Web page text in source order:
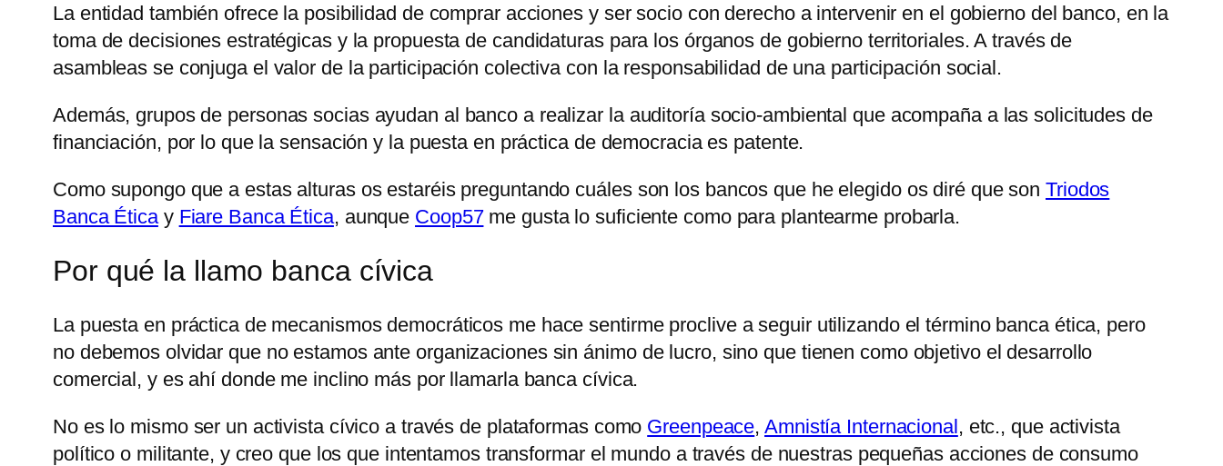
La entidad también ofrece la posibilidad de comprar acciones y ser socio con derecho a intervenir en el gobierno del banco, en la
toma de decisiones estratégicas y la propuesta de candidaturas para los órganos de gobierno territoriales. A través de
asambleas se conjuga el valor de la participación colectiva con la responsabilidad de una participación social.
Además, grupos de personas socias ayudan al banco a realizar la auditoría socio-ambiental que acompaña a las solicitudes de
financiación, por lo que la sensación y la puesta en práctica de democracia es patente.
Como supongo que a estas alturas os estaréis preguntando cuáles son los bancos que he elegido os diré que sonTriodos
Banca Éticay Fiare Banca Ética, aunque Coop57me gusta lo suficiente como para plantearme probarla.
Por qué la llamo banca cívica
La puesta en práctica de mecanismos democráticos me hace sentirme proclive a seguir utilizando el término banca ética, pero
no debemos olvidar que no estamos ante organizaciones sin ánimo de lucro, sino que tienen como objetivo el desarrollo
comercial, y es ahí donde me inclino más por llamarla banca cívica.
No es lo mismo ser un activista cívico a través de plataformas como Greenpeace,Amnistía Internacional, etc., que activista
político o militante, y creo que los que intentamos transformar el mundo a través de nuestras pequeñas acciones de consumo